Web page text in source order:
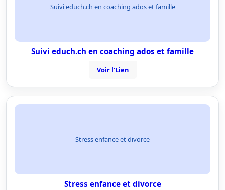
Suivi educh.ch en coaching ados et famille
Suivi educh.ch en coaching ados et famille
Voir l'Lien
Stress enfance et divorce
Stress enfance et divorce